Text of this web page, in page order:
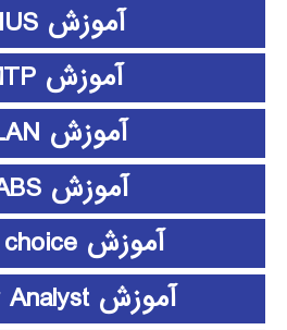
آموزش EDIUS
آموزش EMTP
آموزش ePLAN
آموزش ETABS
آموزش expert choice
آموزش Frontier Analyst